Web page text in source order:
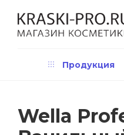
Продукция
Wella